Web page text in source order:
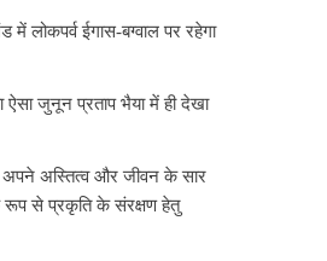
में लोकपर्व ईगास-बग्वाल पर रहेगा
ऐसा जुनून प्रताप भैया में ही देखा
अपने अस्तित्व और जीवन के सार
रूप से प्रकृति के संरक्षण हेतु